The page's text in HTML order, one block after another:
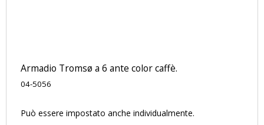
Armadio Tromsø a 6 ante color caffè.
04-5056
Può essere impostato anche individualmente.